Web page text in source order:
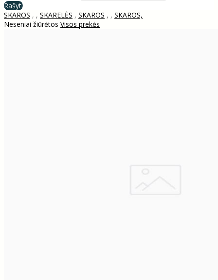
Rašyti
SKAROS , , SKARELĖS , SKAROS , , SKAROS,
Neseniai žiūrėtos Visos prekės